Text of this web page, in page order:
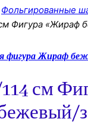
Фольгированные
Фигура «Жираф
см